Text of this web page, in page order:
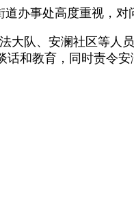
办事处高度重视，对
大队、安澜社区等人
和教育，同时责令